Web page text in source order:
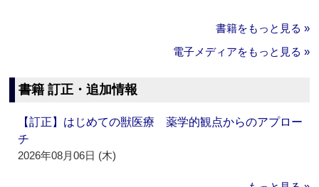
書籍をもっと見る »
電子メディアをもっと見る »
書籍 訂正・追加情報
【訂正】はじめての獣医療 薬学的観点からのアプロー
チ
2026年08月06日 (木)